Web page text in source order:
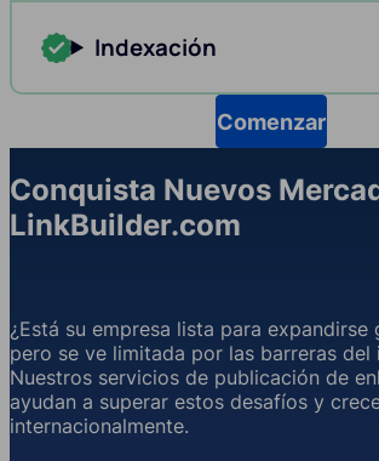
Indexación
Comenzar
Conquista Nuevos
LinkBuilder.com
¿Está su empresa lista para expandirse
pero se ve limitada por las barreras del
Nuestros servicios de publicación de
ayudan a superar estos desafíos y
internacionalmente.